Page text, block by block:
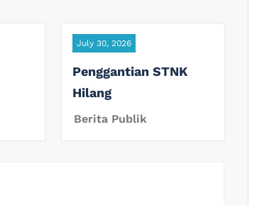
July 30, 2026
Penggantian STNK
Hilang
Berita Publik